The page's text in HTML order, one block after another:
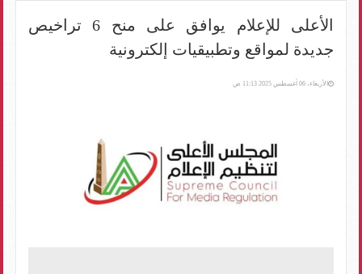
الأعلى للإعلام يوافق على منح 6 تراخيص
جديدة لمواقع وتطبيقيات إلكترونية
الأربعاء، 06 أغسطس 2025 11:13 ص